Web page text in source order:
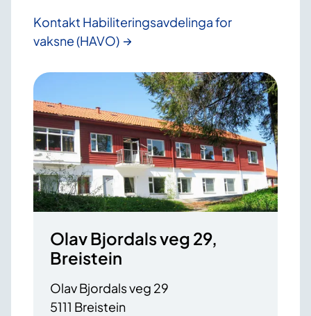
Kontakt Habiliterings­avdelinga for
vaksne (HAVO)
Olav Bjordals veg 29,
Breistein
Olav Bjordals veg 29
5111 Breistein